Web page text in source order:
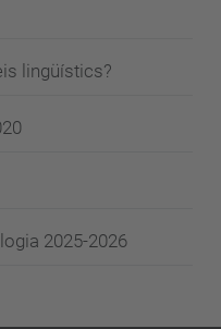
lingüístics?
2025-2026